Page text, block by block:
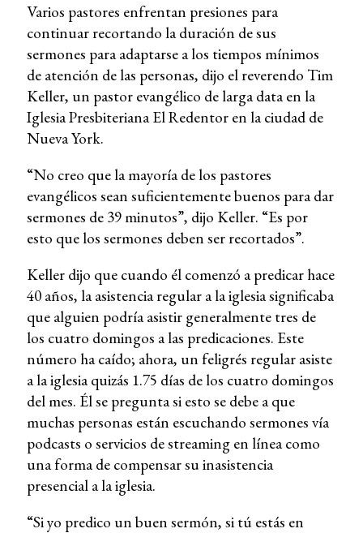
Varios pastores enfrentan presiones para
continuar recortando la duración de sus
sermones para adaptarse a los tiempos mínimos
de atención de las personas, dijo el reverendo Tim
Keller, un pastor evangélico de larga data en la
Iglesia Presbiteriana El Redentor en la ciudad de
Nueva York.
“No creo que la mayoría de los pastores
evangélicos sean suficientemente buenos para dar
sermones de 39 minutos”, dijo Keller. “Es por
esto que los sermones deben ser recortados”.
Keller dijo que cuando él comenzó a predicar hace
40 años, la asistencia regular a la iglesia significaba
que alguien podría asistir generalmente tres de
los cuatro domingos a las predicaciones. Este
número ha caído; ahora, un feligrés regular asiste
a la iglesia quizás 1.75 días de los cuatro domingos
del mes. Él se pregunta si esto se debe a que
muchas personas están escuchando sermones vía
podcasts o servicios de streaming en línea como
una forma de compensar su inasistencia
presencial a la iglesia.
“Si yo predico un buen sermón, si tú estás en